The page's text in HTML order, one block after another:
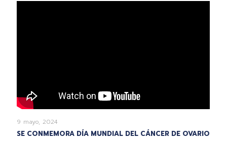
9 mayo, 2024
SE CONMEMORA DÍA MUNDIAL DEL CÁNCER DE OVARIO